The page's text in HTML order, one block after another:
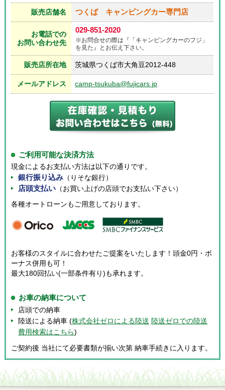
販売店舗名 つくば キャンピングカー専門店
お電話での
お問い合わせ先
029-851-2020
※お問合せの際は『「キャンピングカーのフジ」
を見た』とお伝え下さい。
販売店所在地 茨城県つくば市大角豆2012-448
メールアドレス camp-tsukuba@fujicars.jp
ご利用可能な決済方法
現金によるお支払い方法は以下の通りです。
銀行振り込み （りそな銀行）
店頭支払い （お買い上げの店頭でお支払い下さい）
各種オートローンもご用意しております。
お客様のスタイルに合わせたご提案をいたします！頭金0円・ボ
ーナス併用も可！
最大180回払い(一部条件有り)も承れます。
お車の納車について
店頭での納車
陸送による納車 (株式会社ゼロによる陸送 陸送ゼロでの陸送
費用検索はこちら)
ご契約後 当社にて必要書類が揃い次第 納車手続きに入ります。